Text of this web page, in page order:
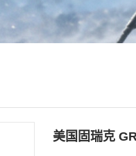
美国固瑞克